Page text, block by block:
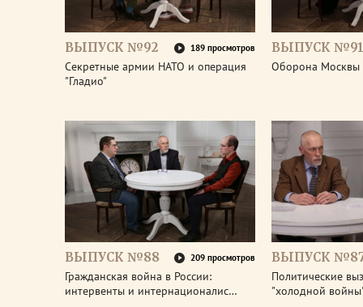
ВЫПУСК №92 189 просмотров
Секретные армии НАТО и операция
"Гладио"
ВЫПУСК №91
Оборона Москвы
ВЫПУСК №88 209 просмотров
Гражданская война в России:
интервенты и интернационалис…
ВЫПУСК
Политические
"холодной